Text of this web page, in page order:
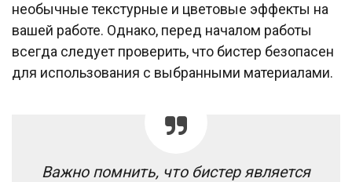
необычные текстурные и цветовые эффекты на
вашей работе. Однако, перед началом работы
всегда следует проверить, что бистер безопасен
для использования с выбранными материалами.
Важно помнить, что бистер является